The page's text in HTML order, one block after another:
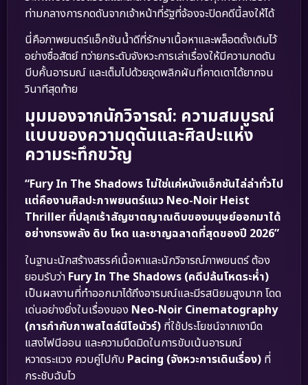
ท่ามกลางการกดดันจากเจ้าหน้าที่รัฐที่จ้องจะปิดคดีนี้ลงให้ได้
นี่คือภาพยนตร์แอ็กชันน้ำดีที่รักษาเนื้อหาและพล็อตดั้งเดิมไว้
อย่างซื่อสัตย์ ทว่ายกระดับจังหวะการเล่าเรื่องให้มีความกดดัน
บีบคั้นอารมณ์ และเต็มไปด้วยจุดพลิกผันที่คาดเดาได้ยากจน
วินาทีสุดท้าย
มุมมองจากนักวิจารณ์: ความสมบูรณ์
แบบของความดุดันและศิลปะแห่ง
ความระทึกขวัญ
“Fury In The Shadows ไม่ใช่แค่หนังแอ็กชันไล่ล่าทั่วไป
แต่คืองานศิลปะภาพยนตร์แนว Neo-Noir Heist
Thriller ที่ปลุกเร้าสัญชาตญาณดิบของมนุษย์ออกมาได้
อย่างทรงพลัง ดิบ โหด และชาญฉลาดที่สุดของปี 2026”
ในฐานะนักสร้างสรรค์เนื้อหาและนักวิจารณ์ภาพยนตร์ ต้อง
ยอมรับว่า Fury In The Shadows (คดีปล้นโหดระห่ำ)
เป็นผลงานที่ทำออกมาได้ถึงอารมณ์และมีรสนิยมสูงมาก โดด
เด่นอย่างยิ่งในเรื่องของ Neo-Noir Cinematography
(การกำกับภาพสไตล์นีโอนัวร์) ที่ใช้ประโยชน์จากเงามืด
แสงไฟนีออน และความมืดมิดในการขับเน้นอารมณ์
หวาดระแวง ควบคู่ไปกับ Pacing (จังหวะการเดินเรื่อง) ที่
กระชับฉับไว